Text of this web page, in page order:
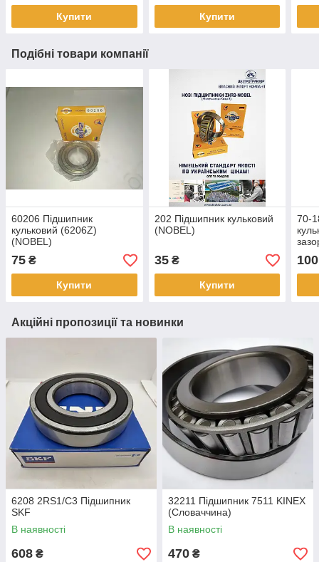
Купити Купити
Подібні товари компанії
60206 Підшипник
кульковий (6206Z)
(NOBEL)
75 ₴
Купити
202 Підшипник кульковий
(NOBEL)
35₴
Купити
70-
100
Акційні пропозиції та новинки
6208 2RS1/С3 Підшипник
SKF
В наявності
608 ₴
32211 Підшипник 7511 KINEX
(Словаччина)
В наявності
470 ₴